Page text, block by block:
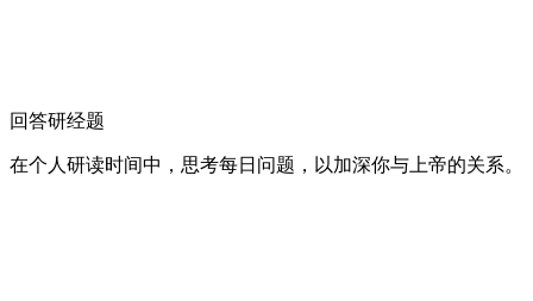
回答研经题
在个人研读时间中，思考每日问题，以加深你与上帝的关系。